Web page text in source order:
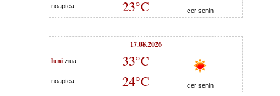
cer senin
noaptea 23°C
17.08.2026
luni ziua 33°C
cer senin
noaptea 24°C